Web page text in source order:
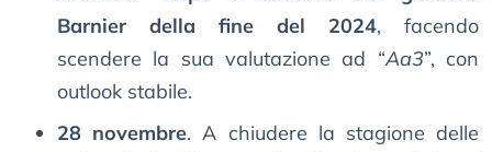
Barnier della fine del 2024, facendo
scendere la sua valutazione ad “Aa3”, con
outlook stabile.
28 novembre. A chiudere la stagione delle